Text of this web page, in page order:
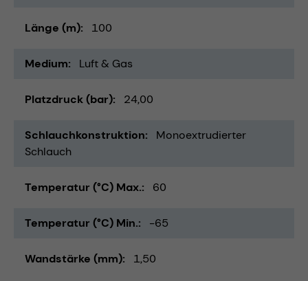
Länge (m) 100
Medium Luft & Gas
Platzdruck (bar) 24,00
Schlauchkonstruktion
Monoextrudierter
Schlauch
Temperatur (°C) Max. 60
Temperatur (°C) Min. -65
Wandstärke (mm) 1,50